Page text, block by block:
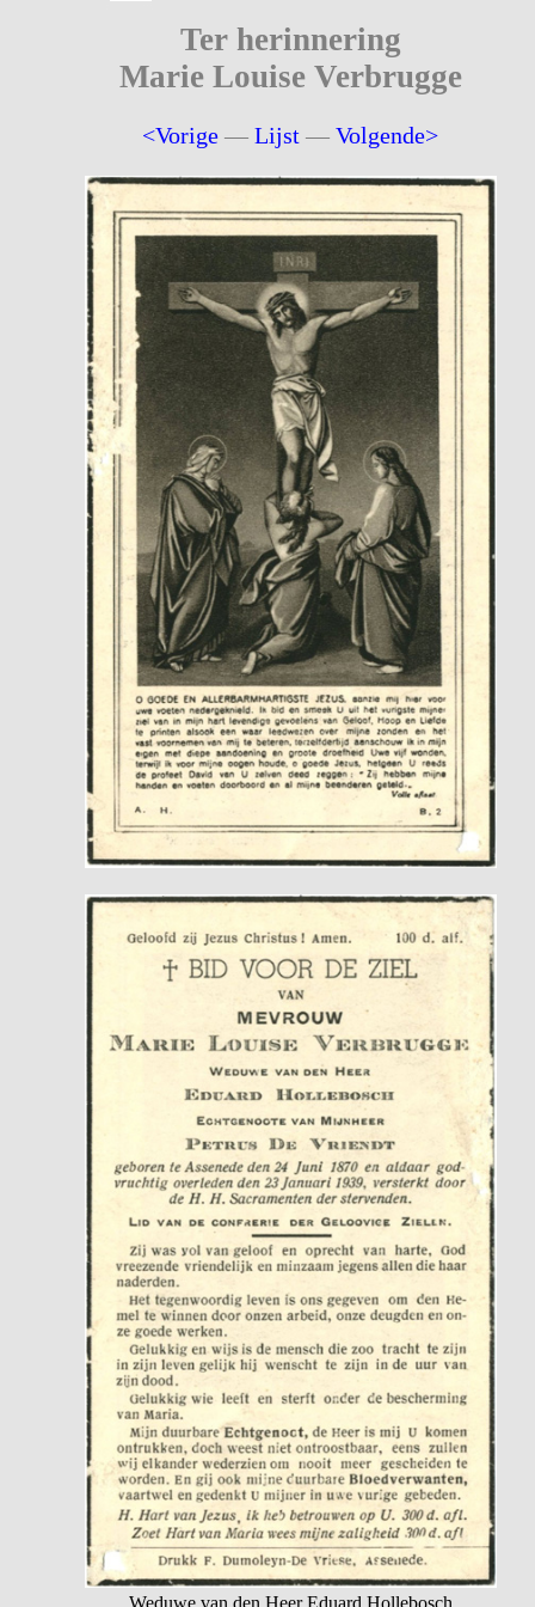
Ter herinnering
Marie Louise Verbrugge
<Vorige —Lijst —Volgende>
Weduwe van den Heer Eduard Hollebosch